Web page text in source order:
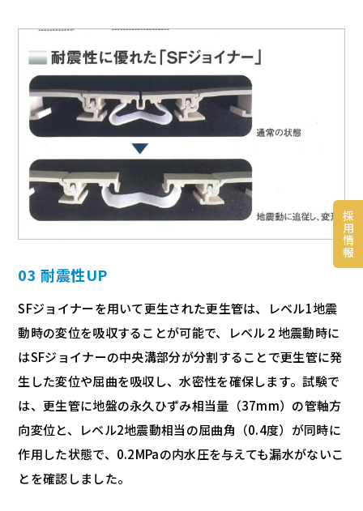
採
用
情
報
03 耐震性UP
SFジョイナーを用いて更生された更生管は、レベル1地震
動時の変位を吸収することが可能で、レベル２地震動時に
はSFジョイナーの中央溝部分が分割することで更生管に発
生した変位や屈曲を吸収し、水密性を確保します。試験で
は、更生管に地盤の永久ひずみ相当量（37mm）の管軸方
向変位と、レベル2地震動相当の屈曲角（0.4度）が同時に
作用した状態で、0.2MPaの内水圧を与えても漏水がないこ
とを確認しました。